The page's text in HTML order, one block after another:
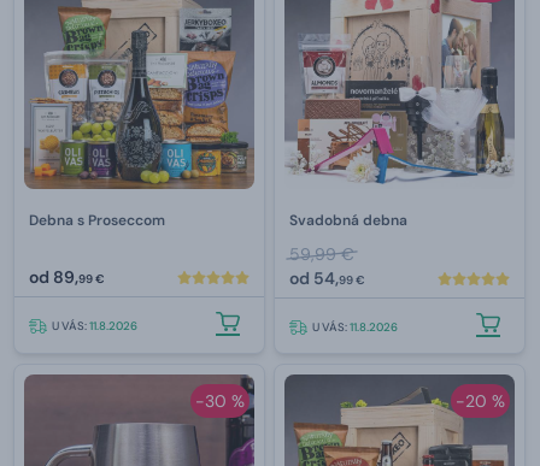
Debna s Proseccom
od 89,99 €
U VÁS:11.8.2026
Svadobná debna
59,99 €
od 54,99 €
U VÁS:11.8.2026
-30 % -20 %